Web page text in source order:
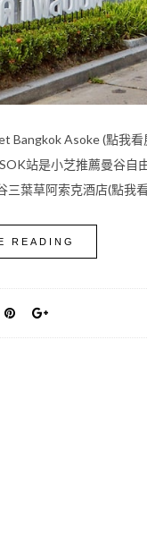
Asoke (點我
站是小芝推薦曼谷自
三葉草阿索克酒店(點我
READING